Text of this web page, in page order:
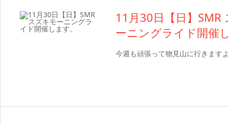
11月30日【日】SMR
ーニングライド開催
今週も頑張って物見山に行きます